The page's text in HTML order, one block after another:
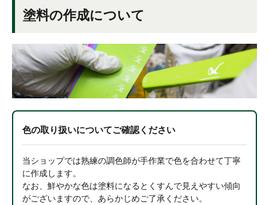
塗料の作成について
色の取り扱いについてご確認ください
当ショップでは熟練の調色師が手作業で色を合わせて丁寧
に作成します。
なお、鮮やかな色は塗料になるとくすんで見えやすい傾向
がございますので、あらかじめご了承ください。